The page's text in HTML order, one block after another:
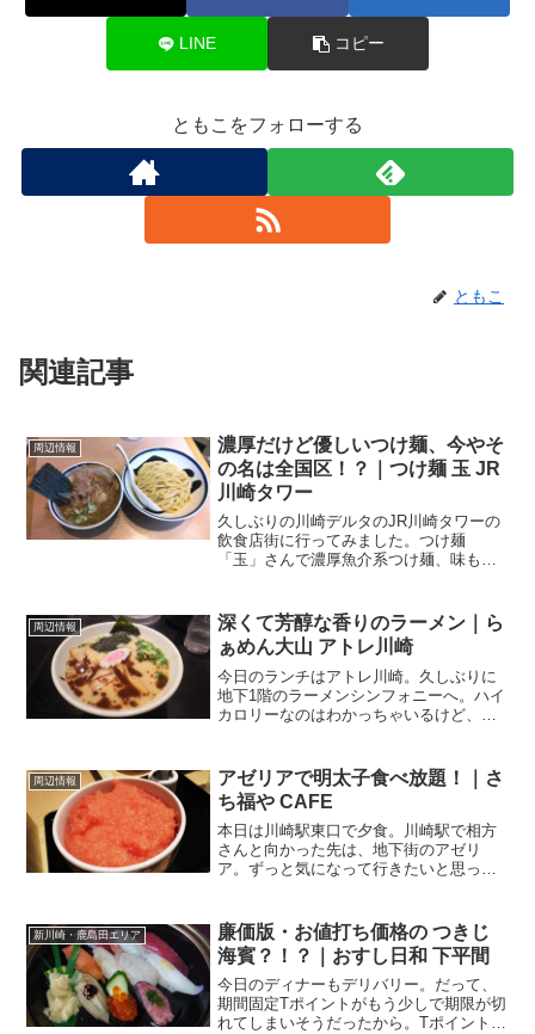
LINE コピー
ともこをフォローする
ともこ
関連記事
周辺情報
濃厚だけど優しいつけ麺、今やそ
の名は全国区！？｜つけ麺 玉 JR
川崎タワー
久しぶりの川崎デルタのJR川崎タワーの
飲食店街に行ってみました。つけ麺
「玉」さんで濃厚魚介系つけ麺、味も香
区！ 東京駅にも梅田にもある川崎に戻っ
たタイミングで、ここぞと...
周辺情報
深くて芳醇な香りのラーメン｜ら
ぁめん大山 アトレ川崎
今日のランチはアトレ川崎。久しぶりに
地下1階のラーメンシンフォニーへ。ハイ
カロリーなのはわかっちゃいるけど、や
川崎店さん地下1Fの上りエスカレーター
の付け根のところに...
周辺情報
アゼリアで明太子食べ放題！｜さ
ち福や CAFE
本日は川崎駅東口で夕食。川崎駅で相方
さんと向かった先は、地下街のアゼリ
ア。ずっと気になって行きたいと思って
り、お茶・コーヒー利用もできますが、
今回の目的はガッ...
新川崎・鹿島田エリア
廉価版・お値打ち価格の つきじ
海賓？！？｜おすし日和 下平間
今日のディナーもデリバリー。だって、
期間固定Tポイントがもう少しで期限が切
れてしまいそうだったから。Tポイント